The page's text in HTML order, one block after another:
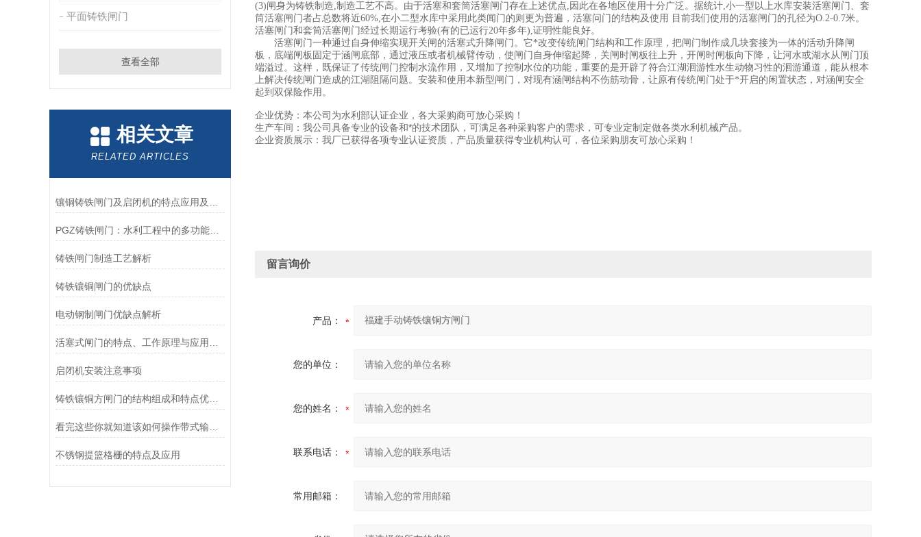
平面铸铁闸门
查看全部
相关文章
RELATED ARTICLES
PGZ铸铁闸门：水利工程中的多功能守护者
铸铁闸门制造工艺解析
铸铁镶铜闸门的优缺点
电动钢制闸门优缺点解析
启闭机安装注意事项
铸铁镶铜方闸门的结构组成和特点优势分享
不锈钢提篮格栅的特点及应用
(3)闸身为铸铁制造,制造工艺不高。由于活塞和套筒活塞闸门存在上述优点,因此在各地区使用十分广泛。据统计,小一型以上水库安装活塞闸门、套
筒活塞闸门者占总数将近60%,在小二型水库中采用此类闻门的则更为普遍，活塞问门的结构及使用 目前我们使用的活塞闸门的孔径为O.2-0.7米。
活塞闸门和套筒活塞闸门经过长期运行考验(有的已运行20年多年),证明性能良好。
活塞闸门一种通过自身伸缩实现开关闸的活塞式升降闸门 。它*改变传统闸门结构和工作原理，把闸门制作成几块套接为一体的活动升降闸
板，底端闸板固定于涵闸底部，通过液压或者机械臂传动，使闸门自身伸缩起降，关闸时闸板往上升，开闸时闸板向下降，让河水或湖水从闸门顶
端溢过。这样，既保证了传统闸门控制水流作用，又增加了控制水位的功能，重要的是开辟了符合江湖洄游性水生动物习性的洄游通道，能从根本
上解决传统闸门造成的江湖阻隔问题。安装和使用本新型闸门，对现有涵闸结构不伤筋动骨，让原有传统闸门处于*开启的闲置状态，对涵闸安全
起到双保险作用。
企业优势：本公司为水利部认证企业，各大采购商可放心采购！
生产车间：我公司具备专业的设备和*的技术团队，可满足各种采购客户的需求，可专业定制定做各类水利机械产品。
企业资质展示：我厂已获得各项专业认证资质，产品质量获得专业机构认可，各位采购朋友可放心采购！
留言询价
产品：
您的单位：
您的姓名：
联系电话：
常用邮箱：